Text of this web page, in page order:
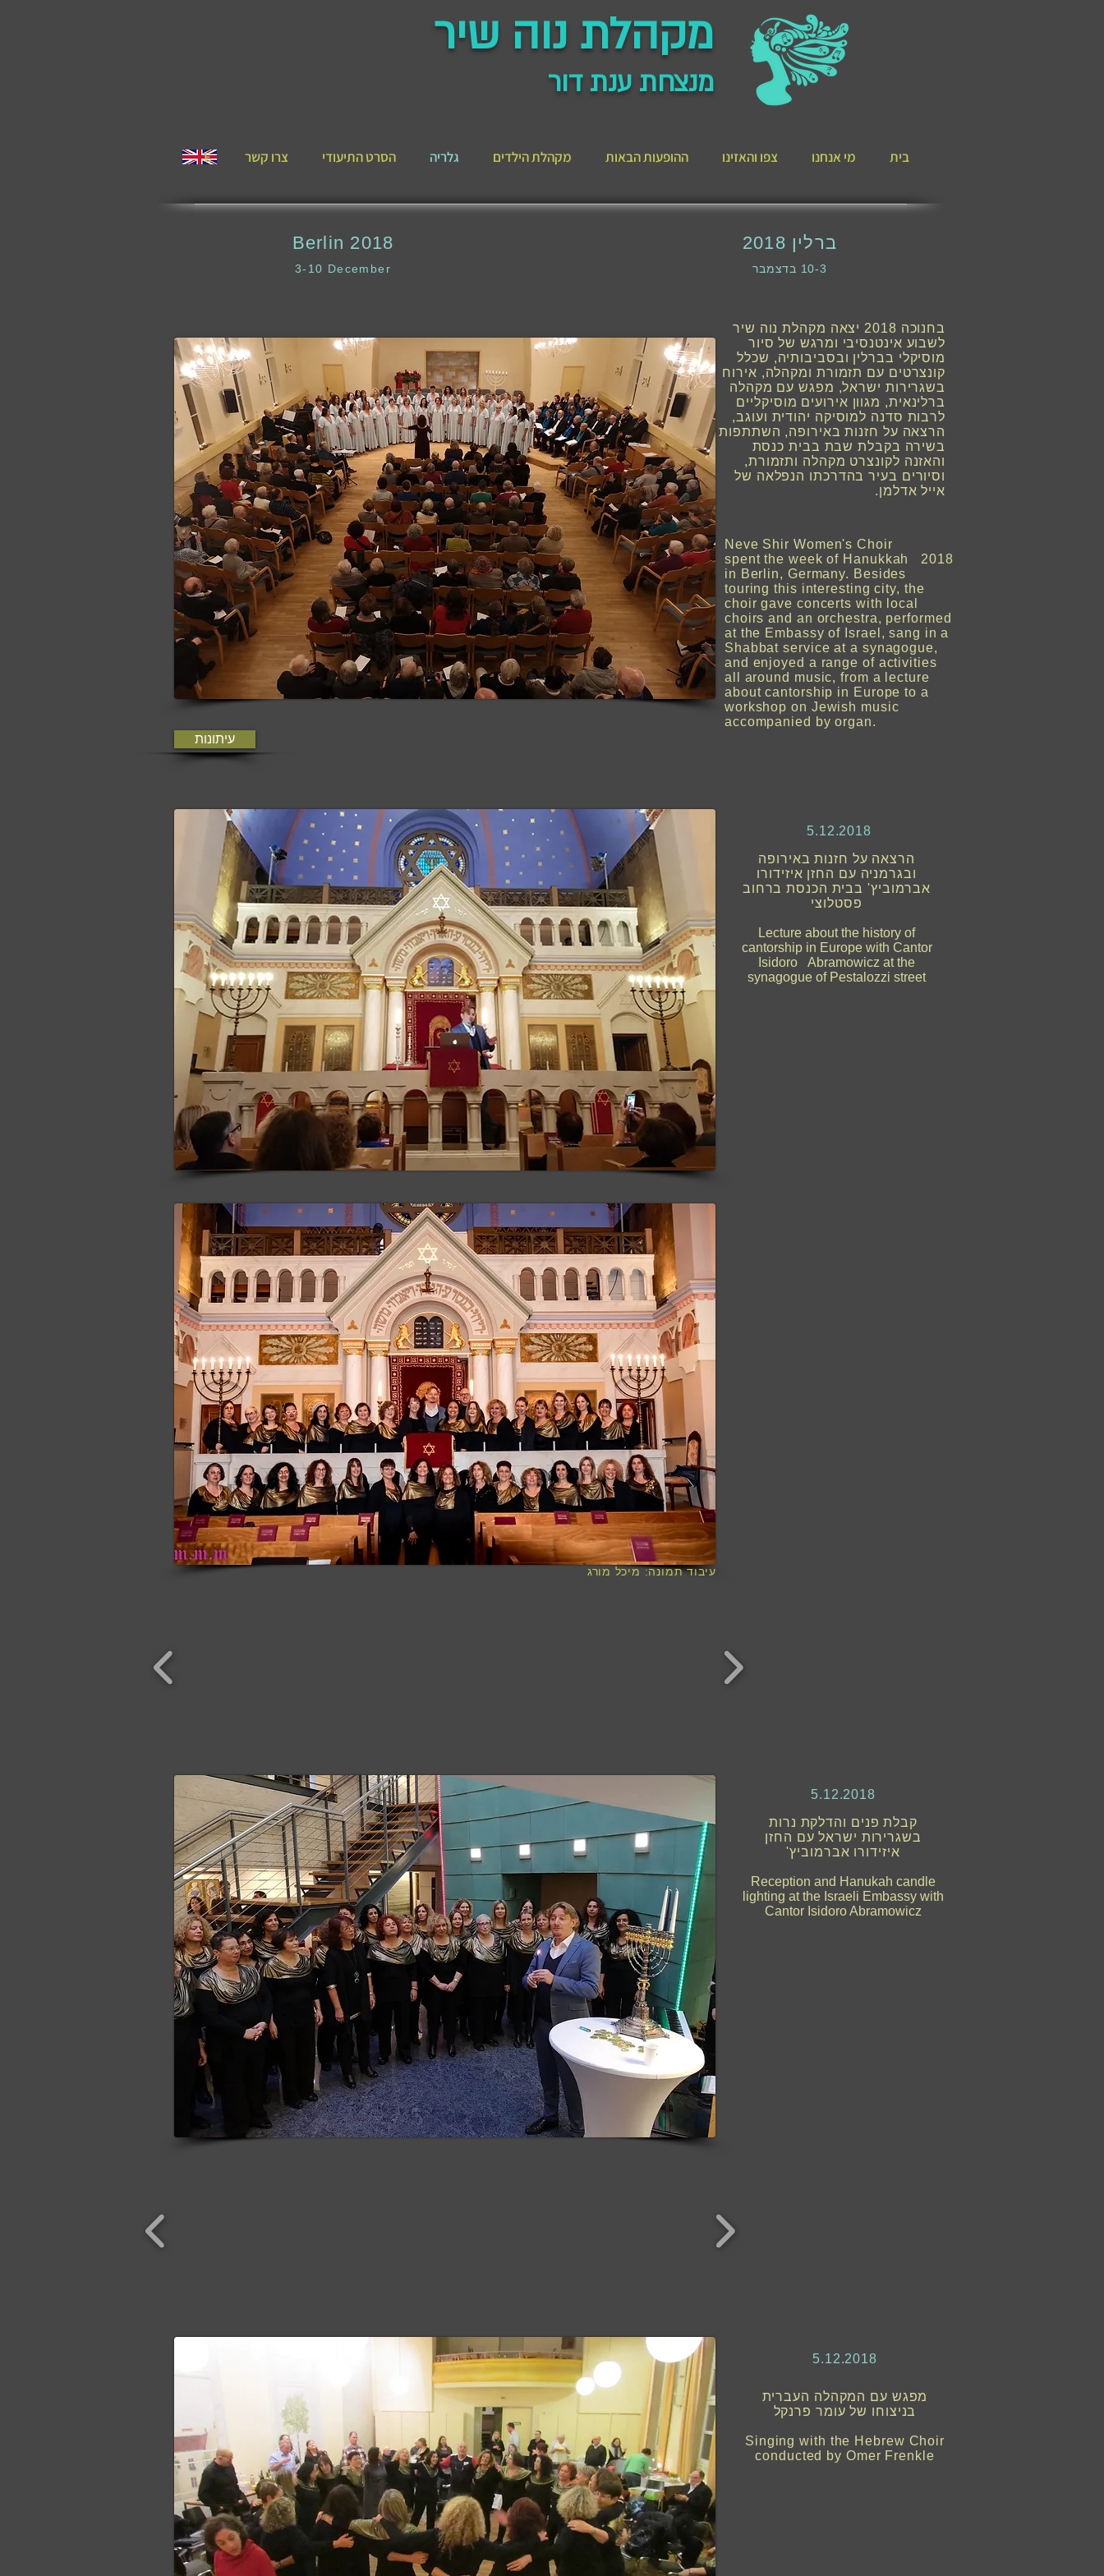
מקהלת נוה שיר
מנצחת ענת דור
E צרו קשר הסרט התיעודי גלריה מקהלת הילדים ההופעות הבאות צפו והאזינו מי אנחנו בית
Berlin 2018
3-10 December
ברלין 2018
10-3 בדצמבר
בחנוכה 2018 יצאה מקהלת נוה שיר
לשבוע אינטנסיבי ומרגש של סיור
מוסיקלי בברלין ובסביבותיה, שכלל
קונצרטים עם תזמורת ומקהלה, אירוח
בשגרירות ישראל, מפגש עם מקהלה
ברלינאית, מגוון אירועים מוסיקליים
לרבות סדנה למוסיקה יהודית ועוגב,
הרצאה על חזנות באירופה, השתתפות
בשירה בקבלת שבת בבית כנסת
והאזנה לקונצרט מקהלה ותזמורת,
וסיורים בעיר בהדרכתו הנפלאה של
אייל אדלמן.
N eve Shir Women's Choir
spent the week of Hanukkah 2018
in Berlin, Germany. Besides
touring this interesting city, the
choir gave concerts with local
choirs and an orchestra, performed
at the Embassy of Israel, sang in a
Shabbat service at a synagogue,
and enjoyed a range of activities
all around music, from a lecture
about cantorship in Europe to a
workshop on Jewish music
accompanied by organ.
עיתונות
5.12.2018
הרצאה על חזנות באירופה
ובגרמניה עם החזן איזידורו
אברמוביץ' בבית הכנסת ברחוב
פסטלוצי
Lecture about the history of
cantorship in Europe with Cantor
Isidoro Abramowicz at the
synagogue of Pestalozzi street
עיבוד תמונה: מיכל מורג
5.12.2018
קבלת פנים והדלקת נרות
בשגרירות ישראל עם החזן
איזידורו אברמוביץ'
Reception and Hanukah candle
lighting at the Israeli Embassy with
Cantor Isidoro Abramowicz
5.12.2018
מפגש עם המקהלה העברית
בניצוחו של עומר פרנקל
Singing with the Hebrew Choir
conducted by Omer Frenkle